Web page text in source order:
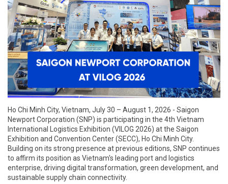
Ho Chi Minh City, Vietnam, July 30 – August 1, 2026 - Saigon
Newport Corporation (SNP) is participating in the 4th Vietnam
International Logistics Exhibition (VILOG 2026) at the Saigon
Exhibition and Convention Center (SECC), Ho Chi Minh City.
Building on its strong presence at previous editions, SNP continues
to affirm its position as Vietnam's leading port and logistics
enterprise, driving digital transformation, green development, and
sustainable supply chain connectivity.